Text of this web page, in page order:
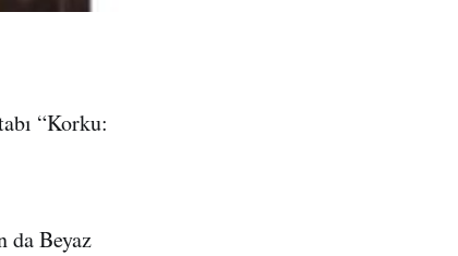
“Korku:
da Beyaz